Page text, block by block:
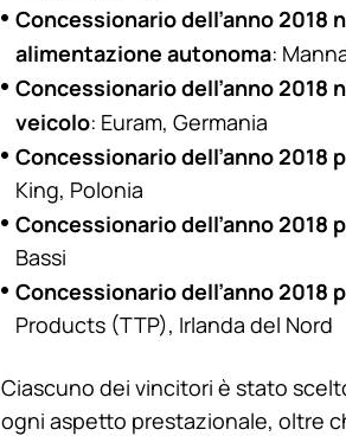
Concessionario dell’anno
alimentazione autonoma:
Concessionario dell’anno
veicolo: Euram, Germania
Concessionario dell’anno
King, Polonia
Concessionario dell’anno 2018
Bassi
Concessionario dell’anno
Products (TTP), Irlanda del Nord
Ciascuno dei vincitori è stato
ogni aspetto prestazionale, oltre